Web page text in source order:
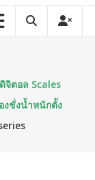
จิตอล Scales
งชั่งน้ำหนักตั้ง